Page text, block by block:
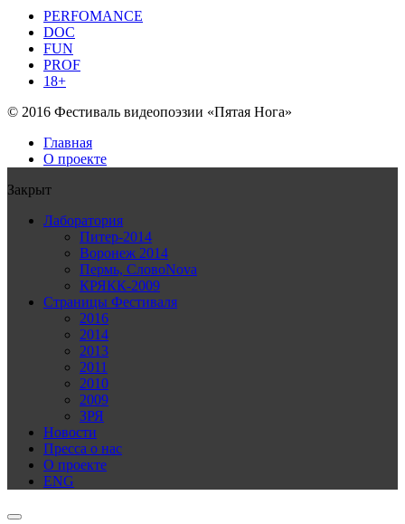
PERFOMANCE
DOC
FUN
PROF
18+
© 2016 Фестиваль видеопоэзии «Пятая Нога»
Главная
О проекте
Закрыт
Лаборатория
Питер-2014
Воронеж 2014
Пермь, СловоNova
КРЯКК-2009
Страницы Фестиваля
2016
2014
2013
2011
2010
2009
ЗРЯ
Новости
Пресса о нас
О проекте
ENG